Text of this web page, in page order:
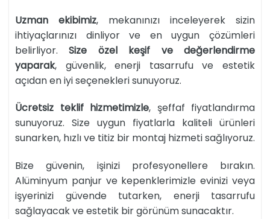
Uzman ekibimiz, mekanınızı inceleyerek sizin
ihtiyaçlarınızı dinliyor ve en uygun çözümleri
belirliyor.Size özel keşif ve değerlendirme
yaparak, güvenlik, enerji tasarrufu ve estetik
açıdan en iyi seçenekleri sunuyoruz.
Ücretsiz teklif hizmetimizle, şeffaf fiyatlandırma
sunuyoruz. Size uygun fiyatlarla kaliteli ürünleri
sunarken, hızlı ve titiz bir montaj hizmeti sağlıyoruz.
Bize güvenin, işinizi profesyonellere bırakın.
Alüminyum panjur ve kepenklerimizle evinizi veya
işyerinizi güvende tutarken, enerji tasarrufu
sağlayacak ve estetik bir görünüm sunacaktır.